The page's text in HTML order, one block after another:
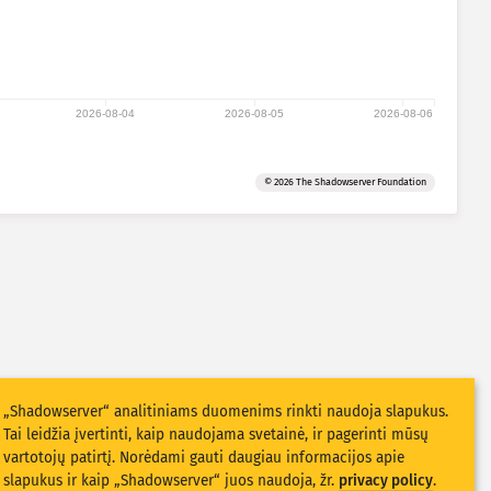
2026-08-04 2026-08-05 2026-08-06
© 2026 The Shadowserver Foundation
„Shadowserver“ analitiniams duomenims rinkti naudoja slapukus.
Tai leidžia įvertinti, kaip naudojama svetainė, ir pagerinti mūsų
vartotojų patirtį. Norėdami gauti daugiau informacijos apie
slapukus ir kaip „Shadowserver“ juos naudoja, žr. privacy policy.